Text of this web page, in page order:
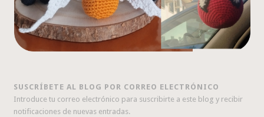
SUSCRÍBETE AL BLOG POR CORREO ELECTRÓNICO
Introduce tu correo electrónico para suscribirte a este blog y recibir
notificaciones de nuevas entradas.